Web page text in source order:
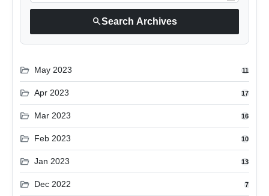
searchSearch Archives
folder_open May 2023 11
folder_open Apr 2023 17
folder_open Mar 2023 16
folder_open Feb 2023 10
folder_open Jan 2023 13
folder_open Dec 2022 7